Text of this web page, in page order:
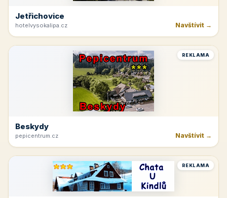
Jetřichovice
hotelvysokalipa.cz Navštívit →
REKLAMA
Beskydy
pepicentrum.cz Navštívit →
REKLAMA